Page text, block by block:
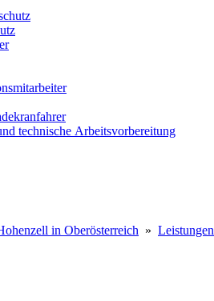
technische Arbeitsvorbereitung
in Oberösterreich » Leistungen